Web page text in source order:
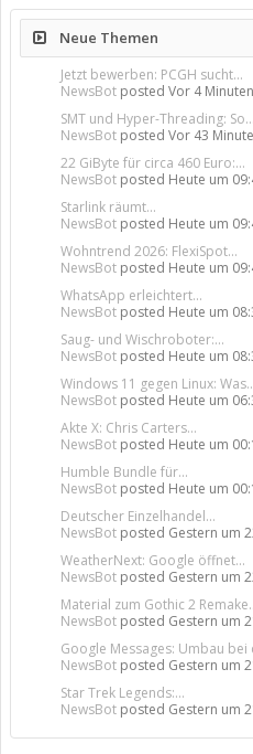
Neue Themen
Jetzt bewerben: PCGH sucht...
NewsBot posted Vor 4 Minuten
SMT und Hyper-Threading: So...
NewsBot posted Vor 43
22 GiByte für circa 460 Euro:...
NewsBot posted Heute um
Starlink räumt...
NewsBot posted Heute um
Wohntrend 2026: FlexiSpot...
NewsBot posted Heute um
WhatsApp erleichtert...
NewsBot posted Heute um
Saug- und Wischroboter:...
NewsBot posted Heute um
Windows 11 gegen Linux:
NewsBot posted Heute um
Akte X: Chris Carters...
NewsBot posted Heute um
Humble Bundle für...
NewsBot posted Heute um
Deutscher Einzelhandel...
NewsBot posted Gestern um
WeatherNext: Google öffnet...
NewsBot posted Gestern um
Material zum Gothic 2
NewsBot posted Gestern um
Google Messages: Umbau bei
NewsBot posted Gestern um
Star Trek Legends:...
NewsBot posted Gestern um